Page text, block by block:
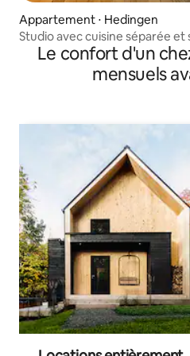
Appartement ⋅ Hedingen
Studio avec cuisine séparée et
Le confort d'un
mensuels